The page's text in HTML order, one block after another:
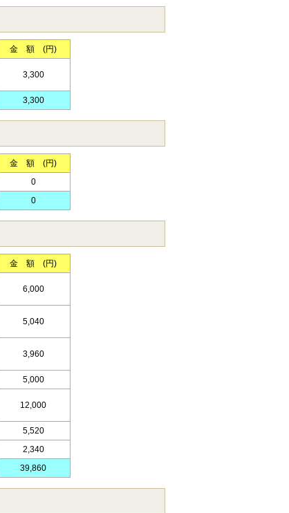
金 額 (円)
3,300
3,300
金 額 (円)
0
0
金 額 (円)
6,000
5,040
3,960
5,000
12,000
5,520
2,340
39,860